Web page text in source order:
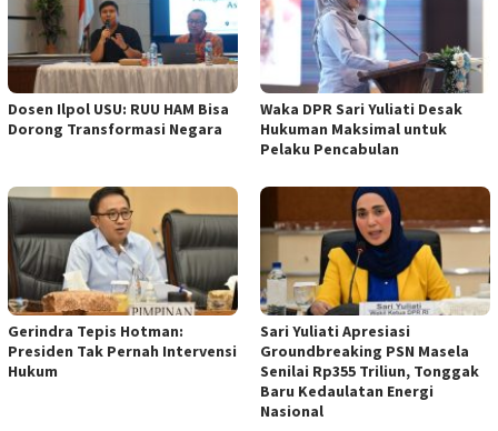
Dosen Ilpol USU: RUU HAM Bisa
Dorong Transformasi Negara
Waka DPR Sari Yuliati Desak
Hukuman Maksimal untuk
Pelaku Pencabulan
Gerindra Tepis Hotman:
Presiden Tak Pernah Intervensi
Hukum
Sari Yuliati Apresiasi
Groundbreaking PSN Masela
Senilai Rp355 Triliun, Tonggak
Baru Kedaulatan Energi
Nasional